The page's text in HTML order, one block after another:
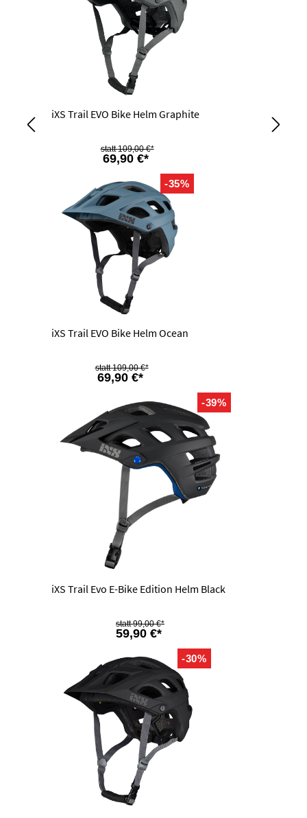
iXS Trail EVO Bike Helm Graphite
69,90 €*
109,00 €*
-35%
iXS Trail EVO Bike Helm Ocean
69,90 €*
109,00 €*
-39%
iXS Trail Evo E-Bike Edition Helm Black
59,90 €*
99,00 €*
-30%